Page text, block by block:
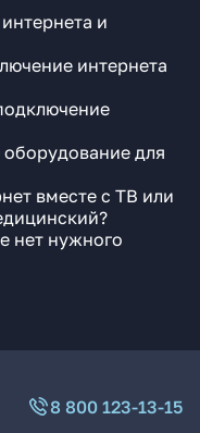
и
интернета
для
вместе с ТВ или
нет нужного
8 800 123-13-15